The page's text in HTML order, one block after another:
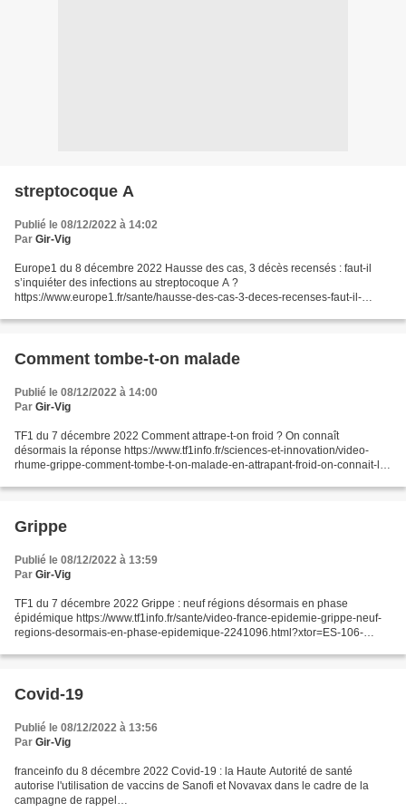
streptocoque A
Publié le 08/12/2022 à 14:02
Par Gir-Vig
Europe1 du 8 décembre 2022 Hausse des cas, 3 décès recensés : faut-il
s’inquiéter des infections au streptocoque A ?
https://www.europe1.fr/sante/hausse-des-cas-3-deces-recenses-faut-il-
[newsletter_matinale]-20221208&type=email&utm_source=newsletter&utm_
Comment tombe-t-on malade
Publié le 08/12/2022 à 14:00
Par Gir-Vig
TF1 du 7 décembre 2022 Comment attrape-t-on froid ? On connaît
désormais la réponse https://www.tf1info.fr/sciences-et-innovation/video-
rhume-grippe-comment-tombe-t-on-malade-en-attrapant-froid-on-connait-la-
Grippe
Publié le 08/12/2022 à 13:59
Par Gir-Vig
TF1 du 7 décembre 2022 Grippe : neuf régions désormais en phase
épidémique https://www.tf1info.fr/sante/video-france-epidemie-grippe-neuf-
regions-desormais-en-phase-epidemique-2241096.html?xtor=ES-106-
[]-9ca4db7fe3f258e3ddd176dcdd434924@1-
3NmRjZGQ0MzQ5MjQifQ%3D%3D...
Covid-19
Publié le 08/12/2022 à 13:56
Par Gir-Vig
franceinfo du 8 décembre 2022 Covid-19 : la Haute Autorité de santé
autorise l'utilisation de vaccins de Sanofi et Novavax dans le cadre de la
campagne de rappel